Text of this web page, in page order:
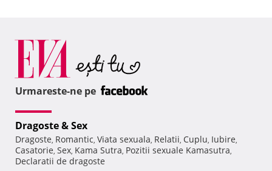
Urmareste-ne pe
Dragoste & Sex
Dragoste, Romantic, Viata sexuala, Relatii, Cuplu, Iubire,
Casatorie, Sex, Kama Sutra, Pozitii sexuale Kamasutra,
Declaratii de dragoste